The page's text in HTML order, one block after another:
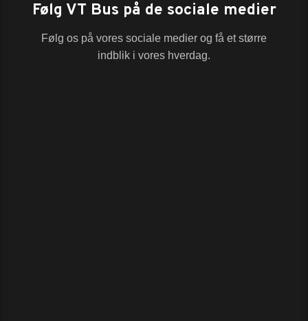
Følg VT Bus på de sociale medier
Følg os på vores sociale medier og få et større
indblik i vores hverdag.